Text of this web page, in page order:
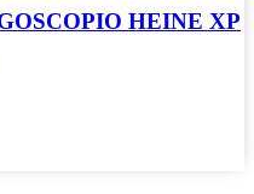
HEINE XP